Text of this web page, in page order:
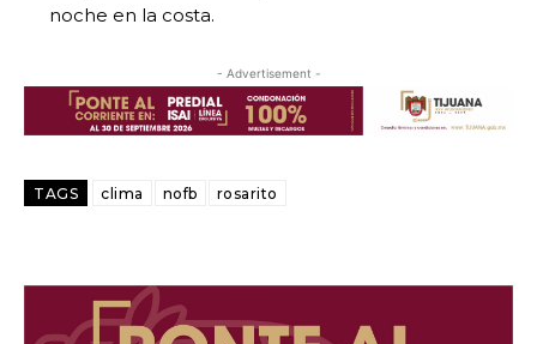
noche en la costa.
- Advertisement -
TAGS clima nofb rosarito